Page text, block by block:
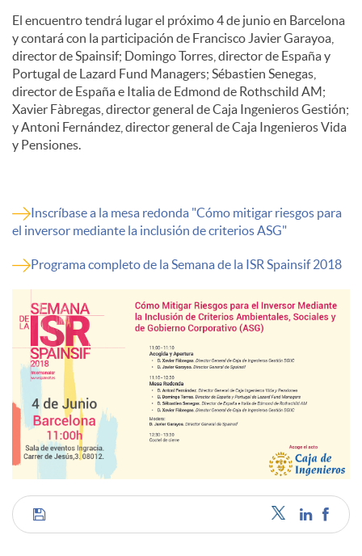
El encuentro tendrá lugar el próximo 4 de junio en Barcelona
y contará con la participación de Francisco Javier Garayoa,
director de Spainsif; Domingo Torres, director de España y
Portugal de Lazard Fund Managers; Sébastien Senegas,
director de España e Italia de Edmond de Rothschild AM;
Xavier Fàbregas, director general de Caja Ingenieros Gestión;
y Antoni Fernández, director general de Caja Ingenieros Vida
y Pensiones.
Inscríbase a la mesa redonda "Cómo mitigar riesgos para
el inversor mediante la inclusión de criterios ASG"
Programa completo de la Semana de la ISR Spainsif 2018
C